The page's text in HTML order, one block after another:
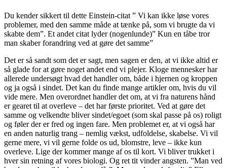
Du kender sikkert til dette Einstein-citat ” Vi kan ikke løse vores
problemer, med den samme måde at tænke på, som vi brugte da vi
skabte dem”. Et andet citat lyder (nogenlunde)” Kun en tåbe tror
man skaber forandring ved at gøre det samme”
Det er så sandt som det er sagt, men sagen er den, at vi ikke altid er
så glade for at gøre noget andet end vi plejer. Kloge mennesker har
allerede undersøgt hvad det handler om, både i hjernen og kroppen
og ja også i sindet. Det kan du finde mange artikler om, hvis du vil
vide mere. Men overordnet handler det om, at vi fra naturens hånd
er gearet til at overleve – det har første prioritet. Ved at gøre det
samme og velkendte bliver sindet/egoet (som skal passe på os) roligt
og føler der er fred og ingen fare. Men problemet er, at vi også har
en anden naturlig trang – nemlig vækst, udfoldelse, skabelse. Vi vil
gerne mere, vi vil gerne folde os ud, blomstre, leve – ikke kun
overleve. Lige der kommer mange af os til kort. Vi bliver trukket i
hver sin retning af vores biologi. Og ret tit vinder angsten. ”Man ved